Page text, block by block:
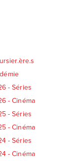
- Séries
- Cinéma
- Séries
- Cinéma
- Séries
- Cinéma